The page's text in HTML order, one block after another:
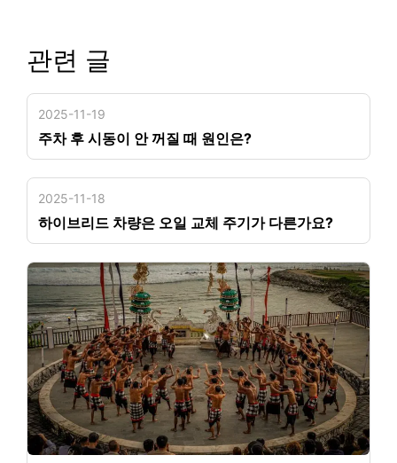
관련 글
2025-11-19
주차 후 시동이 안 꺼질 때 원인은?
2025-11-18
하이브리드 차량은 오일 교체 주기가 다른가요?